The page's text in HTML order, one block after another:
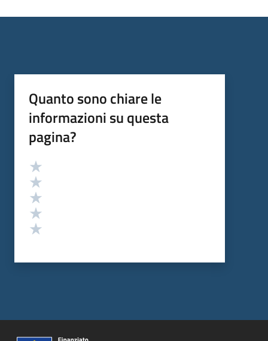
Quanto sono chiare le
informazioni su questa
pagina?
Valutazione